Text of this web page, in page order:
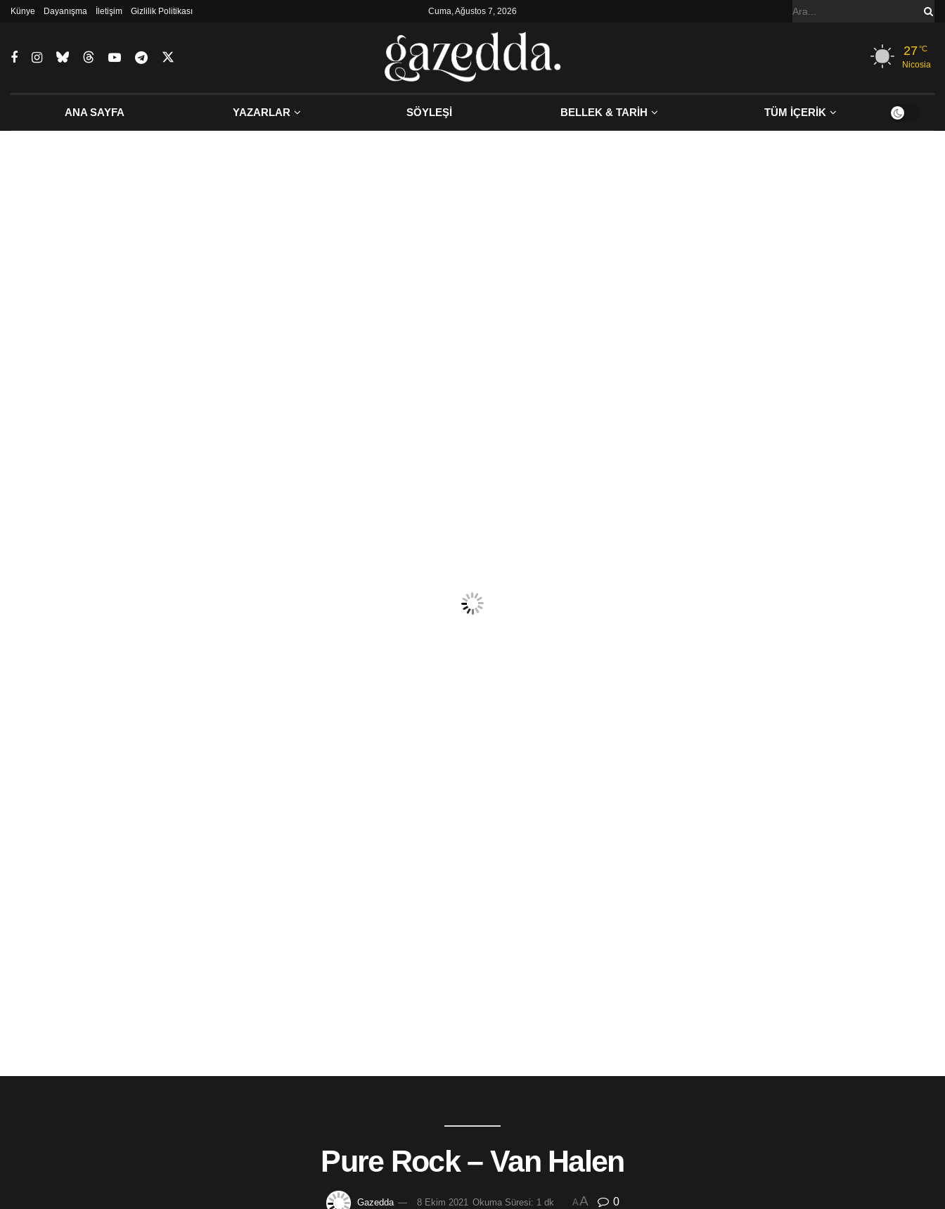
Künye Dayanışma İletişim Gizlilik Politikası Cuma, Ağustos 7, 2026
27°C
Nicosia
ANA SAYFA YAZARLAR SÖYLEŞİ BELLEK & TARİH TÜM İÇERİK
Pure Rock – Van Halen
Gazedda 8 Ekim 2021 Okuma Süresi: 1 dk AA 0